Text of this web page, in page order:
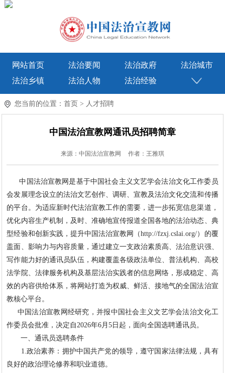
网站首页 法治要闻 法治政府
法治城市
法治乡镇
法治人物 法治经验
您当前的位置： 首页 > 人才招聘
中国法治宣教网通讯员招聘简章
来源：中国法治宣教网 作者：王雅琪
中国法治宣教网是基于中国社会主义文艺学会法治文化工作委员
会发展理念设立的法治文艺创作、调研、宣教及法治文化交流和传播
的平台。为适应新时代法治宣教工作的需要，进一步拓宽信息渠道，
优化内容生产机制，及时、准确地宣传报道全国各地的法治动态、典
型经验和创新实践，提升中国法治宣教网（http://fzxj.cslai.org/）的覆
盖面、影响力与内容质量，通过建立一支政治素质高、法治意识强、
写作能力好的通讯员队伍，构建覆盖各级政法单位、普法机构、高校
法学院、法律服务机构及基层法治实践者的信息网络，形成稳定、高
效的内容供给体系，将网站打造为权威、鲜活、接地气的全国法治宣
教核心平台。
中国法治宣教网经研究，并报中国社会主义文艺学会法治文化工
作委员会批准，决定自2026年6月5日起，面向全国选聘通讯员。
一、通讯员选聘条件
1.政治素养：拥护中国共产党的领导，遵守国家法律法规，具有
良好的政治理论修养和职业道德。